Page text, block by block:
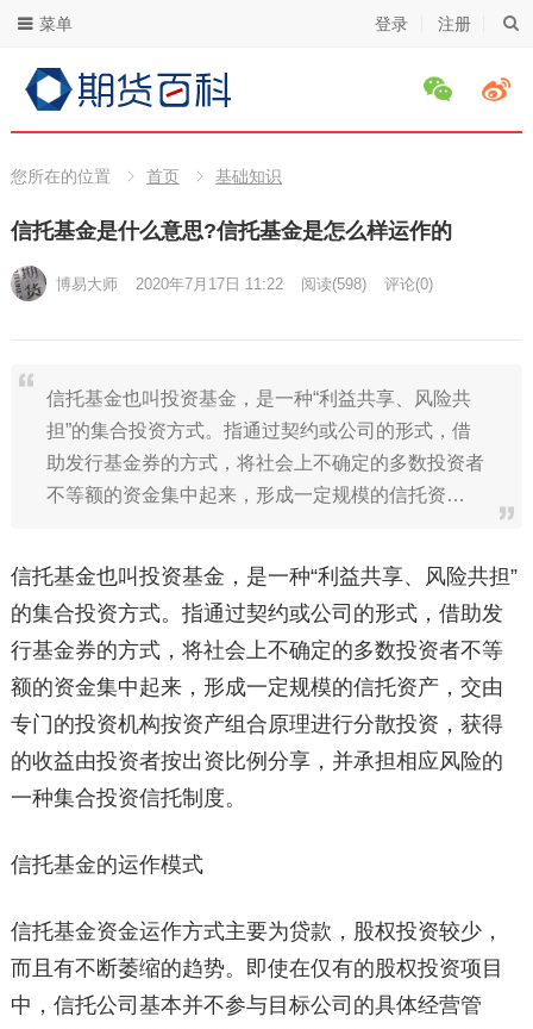
登录 注册
菜单
您所在的位置 首页 基础知识
信托基金是什么意思?信托基金是怎么样运作的
博易大师 2020年7月17日 11:22 阅读(598) 评论(0)
信托基金也叫投资基金，是一种“利益共享、风险共
担”的集合投资方式。指通过契约或公司的形式，借
助发行基金券的方式，将社会上不确定的多数投资者
不等额的资金集中起来，形成一定规模的信托资…
信托基金也叫投资基金，是一种“利益共享、风险共担”
的集合投资方式。指通过契约或公司的形式，借助发
行基金券的方式，将社会上不确定的多数投资者不等
额的资金集中起来，形成一定规模的信托资产，交由
专门的投资机构按资产组合原理进行分散投资，获得
的收益由投资者按出资比例分享，并承担相应风险的
一种集合投资信托制度。
信托基金的运作模式
信托基金资金运作方式主要为贷款，股权投资较少，
而且有不断萎缩的趋势。即使在仅有的股权投资项目
中，信托公司基本并不参与目标公司的具体经营管